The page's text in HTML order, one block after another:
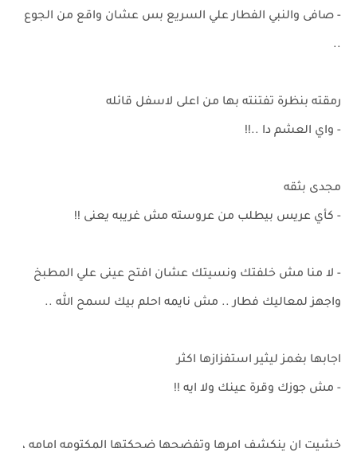
- صافى والنبي الفطار علي السريع بس عشان واقع من الجوع
..
رمقته بنظرة تفتنته بها من اعلى لاسفل قائله
- واي العشم دا ..!!
مجدى بثقه
- كأي عريس بيطلب من عروسته مش غريبه يعنى !!
- لا منا مش خلفتك ونسيتك عشان افتح عينى علي المطبخ
واجهز لمعاليك فطار .. مش نايمه احلم بيك لسمح الله ..
اجابها بغمز ليثير استفزازها اكثر
- مش جوزك وقرة عينك ولا ايه !!
خشيت ان ينكشف امرها وتفضحها ضحكتها المكتومه امامه ،